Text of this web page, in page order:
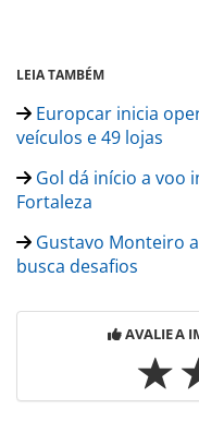
LEIA TAMBÉM
Europcar inicia
veículos e 49 lojas
Gol dá início a voo
Fortaleza
Gustavo Monteiro
busca desafios
AVALIE A